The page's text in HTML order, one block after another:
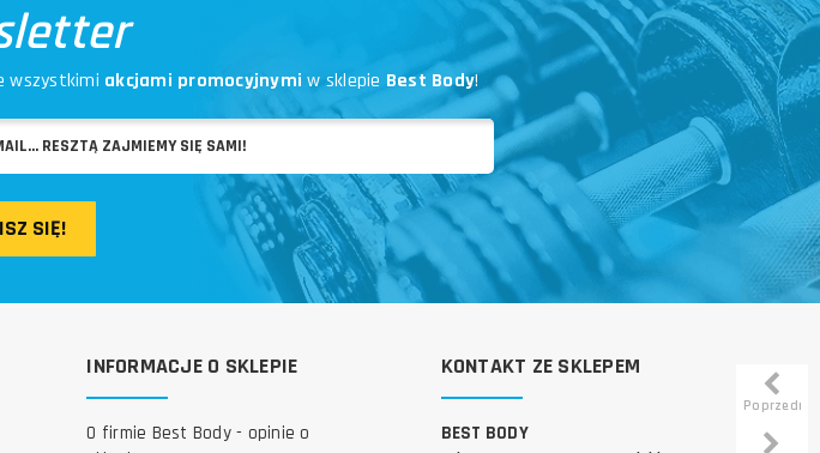
wszystkimi akcjami promocyjnymi w sklepie Best Body!
SIĘ!
INFORMACJE O SKLEPIE
O firmie Best Body - opinie o
KONTAKT ZE SKLEPEM
BEST BODY
Poprzedni